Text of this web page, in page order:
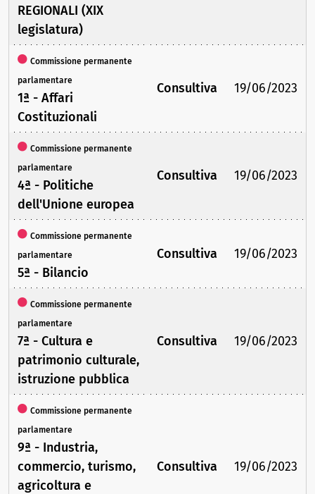
REGIONALI (XIX
legislatura)
Commissione permanente
parlamentare
1ª - Affari
Costituzionali
Consultiva 19/06/2023
Commissione permanente
parlamentare
4ª - Politiche
dell'Unione europea
Consultiva 19/06/2023
Commissione permanente
parlamentare
5ª - Bilancio
Consultiva 19/06/2023
Commissione permanente
parlamentare
7ª - Cultura e
patrimonio culturale,
istruzione pubblica
Consultiva 19/06/2023
Commissione permanente
parlamentare
9ª - Industria,
commercio, turismo,
agricoltura e
Consultiva 19/06/2023